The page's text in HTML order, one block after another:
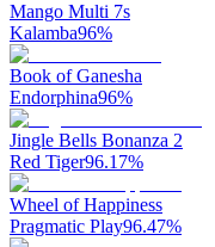
Mango Multi 7s
Kalamba96%
Book of Ganesha
Endorphina96%
Jingle Bells Bonanza 2
Red Tiger96.17%
Wheel of Happiness
Pragmatic Play96.47%